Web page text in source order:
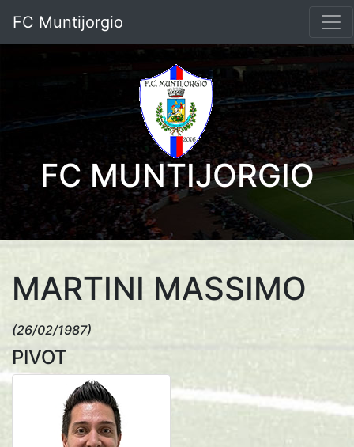
FC Muntijorgio
FC MUNTIJORGIO
MARTINI MASSIMO
(26/02/1987)
PIVOT